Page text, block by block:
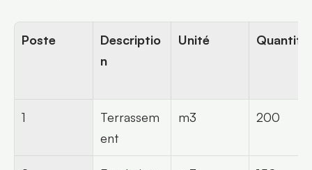
Poste
Descriptio
n
Unité Quantité
1
Terrassem
ent
m3 200